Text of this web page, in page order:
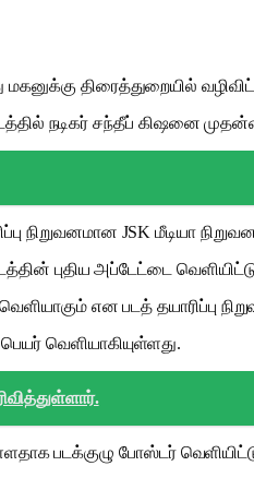
திரைத்துறையில்
நடிகர் சந்தீப் கிஷனை
JSK மீடியா
புதிய அப்டேட்டை
என படத் தயாரிப்பு
வெளியாகியுள்ளது.
படக்குழு போஸ்டர்